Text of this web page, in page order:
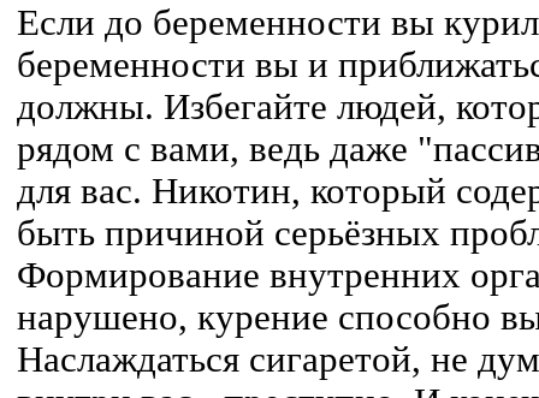
Если до беременности вы
беременности вы и
должны. Избегайте людей,
рядом с вами, ведь даже
для вас. Никотин, который
быть причиной серьёзных
Формирование внутренних
нарушено, курение способно
Наслаждаться сигаретой, не